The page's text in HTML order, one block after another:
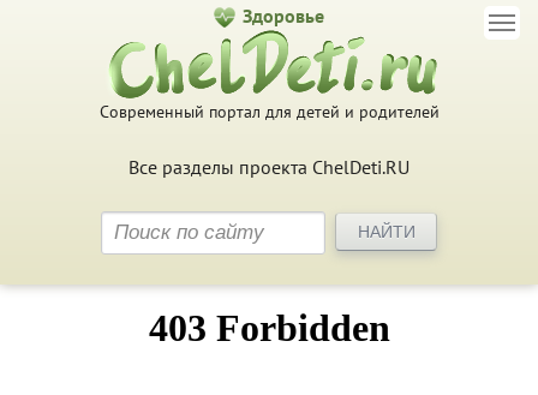
Современный портал для детей и родителей
Все разделы проекта ChelDeti.RU
Здоровье